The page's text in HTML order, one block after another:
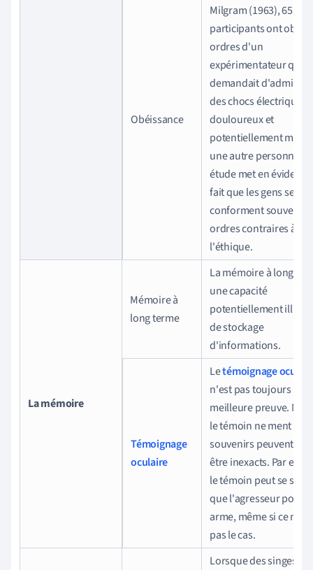
Obéissance
Milgram (1963), 65 %
participants ont obéi
ordres d'un
expérimentateur qui
demandait
des chocs électriques
douloureux et
potentiellement
une autre personne.
étude met en
fait que les gens se
conforment souvent à
ordres contraires à
l'éthique.
La mémoire
Mémoire à
long terme
La mémoire à long
une capacité
potentiellement
de stockage
d'informations.
Témoignage
oculaire
Letémoignage
n'est pas toujours la
meilleure preuve.
le témoin ne ment
souvenirs peuvent
être inexacts. Par
le témoin peut se
que l'agresseur
arme, même si ce
pas le cas.
Lorsque des singes